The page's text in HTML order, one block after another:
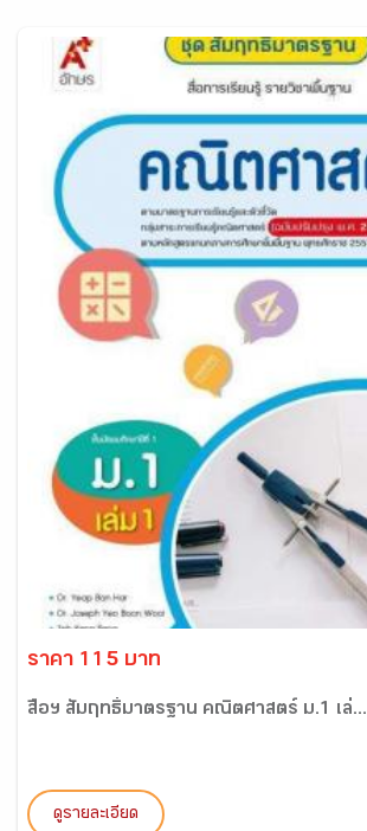
ราคา 115 บาท
สื่อฯ สัมฤทธิ์มาตรฐาน คณิตศาสตร์ ม.1 เล่...
ดูรายละเอียด